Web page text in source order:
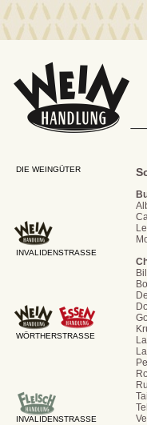
DIE WEINGÜTER
INVALIDENSTRASSE
WÖRTHERSTRASSE
INVALIDENSTRASSE